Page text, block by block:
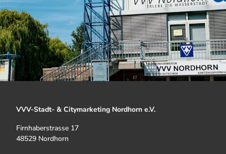
VVV-Stadt- & Citymarketing Nordhorn e.V.
Firnhaberstrasse 17
48529 Nordhorn